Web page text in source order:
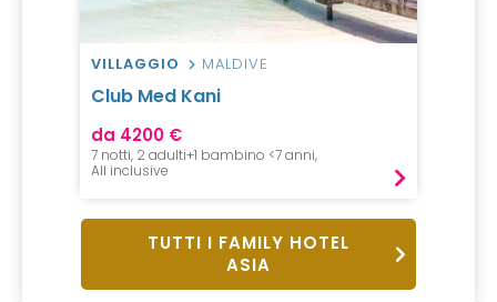
VILLAGGIO MALDIVE
Club Med Kani
da 4200 €
7 notti, 2 adulti+1 bambino <7 anni,
All inclusive
TUTTI I FAMILY HOTEL
ASIA